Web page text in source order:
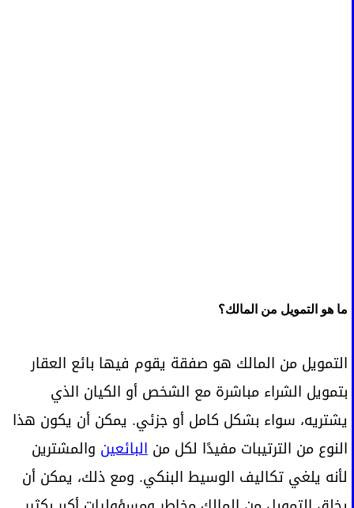
ما هو التمويل من المالك؟
التمويل من المالك هو صفقة يقوم فيها بائع العقار
بتمويل الشراء مباشرة مع الشخص أو الكيان الذي
يشتريه، سواء بشكل كامل أو جزئي. يمكن أن يكون هذا
النوع من الترتيبات مفيدًا لكل من البائعين والمشترين
لأنه يلغي تكاليف الوسيط البنكي. ومع ذلك، يمكن أن